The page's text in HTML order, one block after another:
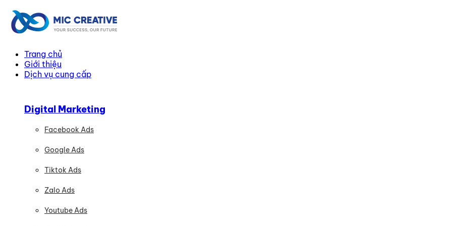
Trang chủ
Giới thiệu
Dịch vụ cung cấp
Digital Marketing
Facebook Ads
Google Ads
Tiktok Ads
Zalo Ads
Youtube Ads